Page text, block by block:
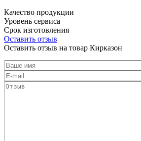
Качество продукции
Уровень сервиса
Срок изготовления
Оставить отзыв
Оставить отзыв на товар Кирказон